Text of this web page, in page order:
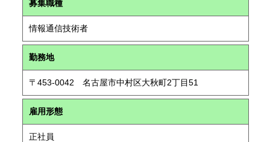
募集職種
情報通信技術者
勤務地
〒453-0042 名古屋市中村区大秋町2丁目51
雇用形態
正社員